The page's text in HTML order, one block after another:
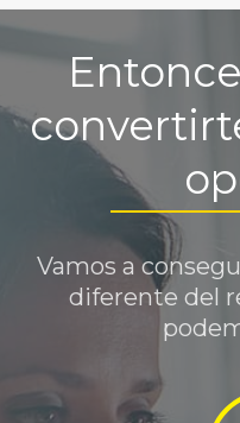
Vamos a
diferente del